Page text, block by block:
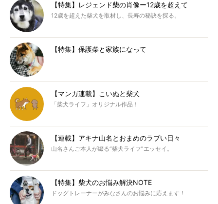
【特集】レジェンド柴の肖像ー12歳を超えて
12歳を超えた柴犬を取材し、長寿の秘訣を探る。
【特集】保護柴と家族になって
【マンガ連載】こいぬと柴犬
「柴犬ライフ」オリジナル作品！
【連載】アキナ山名とおまめのラブい日々
山名さんご本人が綴る“柴犬ライフ”エッセイ。
【特集】柴犬のお悩み解決NOTE
ドッグトレーナーがみなさんのお悩みに応えます！